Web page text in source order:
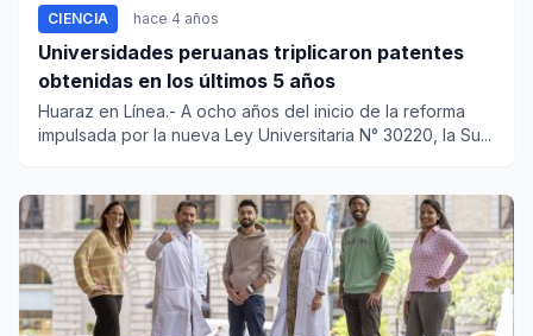
CIENCIA hace 4 años
Universidades peruanas triplicaron patentes
obtenidas en los últimos 5 años
Huaraz en Línea.- A ocho años del inicio de la reforma
impulsada por la nueva Ley Universitaria N° 30220, la Su...